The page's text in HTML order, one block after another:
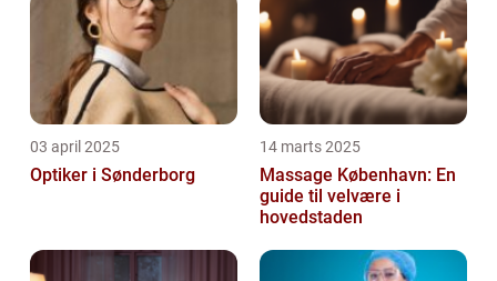
03 april 2025
Optiker i Sønderborg
14 marts 2025
Massage København: En
guide til velvære i
hovedstaden